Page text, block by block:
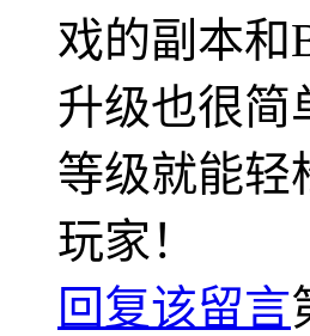
戏的副本和
升级也很简
等级就能轻
玩家！
回复该留言